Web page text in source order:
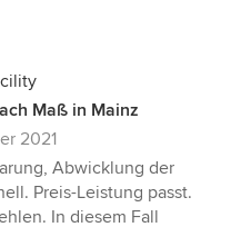
Maß in Mainz
2021
Abwicklung der
Preis-Leistung passt.
In diesem Fall